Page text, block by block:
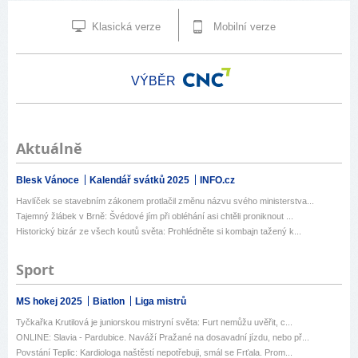
Klasická verze Mobilní verze
VÝBĚR
Aktuálně
Blesk Vánoce Kalendář svátků 2025 INFO.cz
Havlíček se stavebním zákonem protlačil změnu názvu svého ministerstva...
Tajemný žlábek v Brně: Švédové jím při obléhání asi chtěli proniknout ...
Historický bizár ze všech koutů světa: Prohlédněte si kombajn tažený k...
Sport
MS hokej 2025 Biatlon Liga mistrů
Tyčkařka Krutilová je juniorskou mistryní světa: Furt nemůžu uvěřit, c...
ONLINE: Slavia - Pardubice. Naváží Pražané na dosavadní jízdu, nebo př...
Povstání Teplic: Kardiologa naštěstí nepotřebuji, smál se Frťala. Prom...